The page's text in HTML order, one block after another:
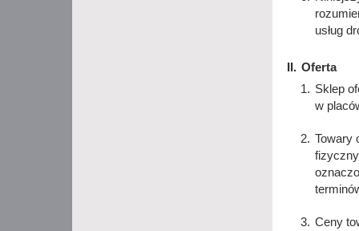
usług
Oferta
Sklep
w
Towary
Ceny